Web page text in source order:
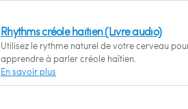
Rhythms créole haïtien (Livre audio)
Utilisez le rythme naturel de votre cerveau
apprendre à parler créole haïtien.
En savoir plus